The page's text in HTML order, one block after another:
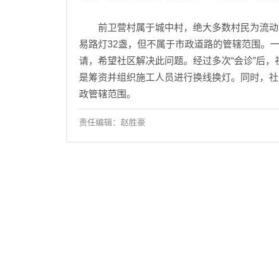
前卫营村属于城中村，绝大多数村民为流动
易路灯32盏，但不属于市政道路的管辖范围。
请，希望社区解决此问题。经过多次“会诊”后
是筹资并组织施工人员进行换线换灯。同时，
政管辖范围。
责任编辑：赵胜豪